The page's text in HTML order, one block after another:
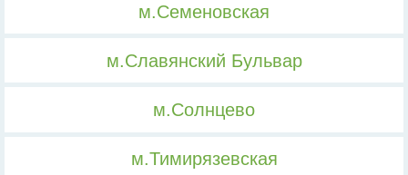
м.Семеновская
м.Славянский Бульвар
м.Солнцево
м.Тимирязевская